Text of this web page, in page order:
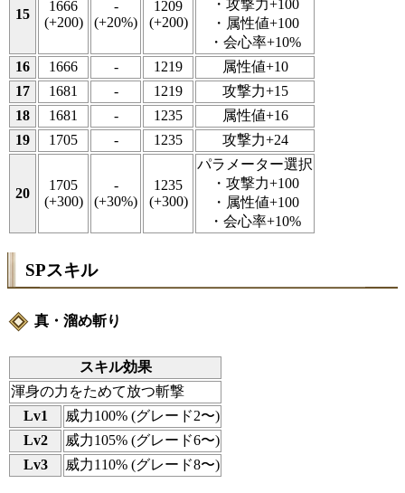
15
1666
(+200)
-
(+20%)
1209
(+200)
・攻撃力+100
・属性値+100
・会心率+10%
16
1666 - 1219
属性値+10
17
1681 - 1219
攻撃力+15
18
1681 - 1235
属性値+16
19
1705 - 1235 攻撃力+24
20
1705
(+300)
-
(+30%)
1235
(+300)
パラメーター選択
・攻撃力+100
・属性値+100
・会心率+10%
SPスキル
真・溜め斬り
スキル効果
渾身の力をためて放つ斬撃
Lv1
威力100% (グレード2〜)
Lv2
威力105% (グレード6〜)
Lv3
威力110% (グレード8〜)